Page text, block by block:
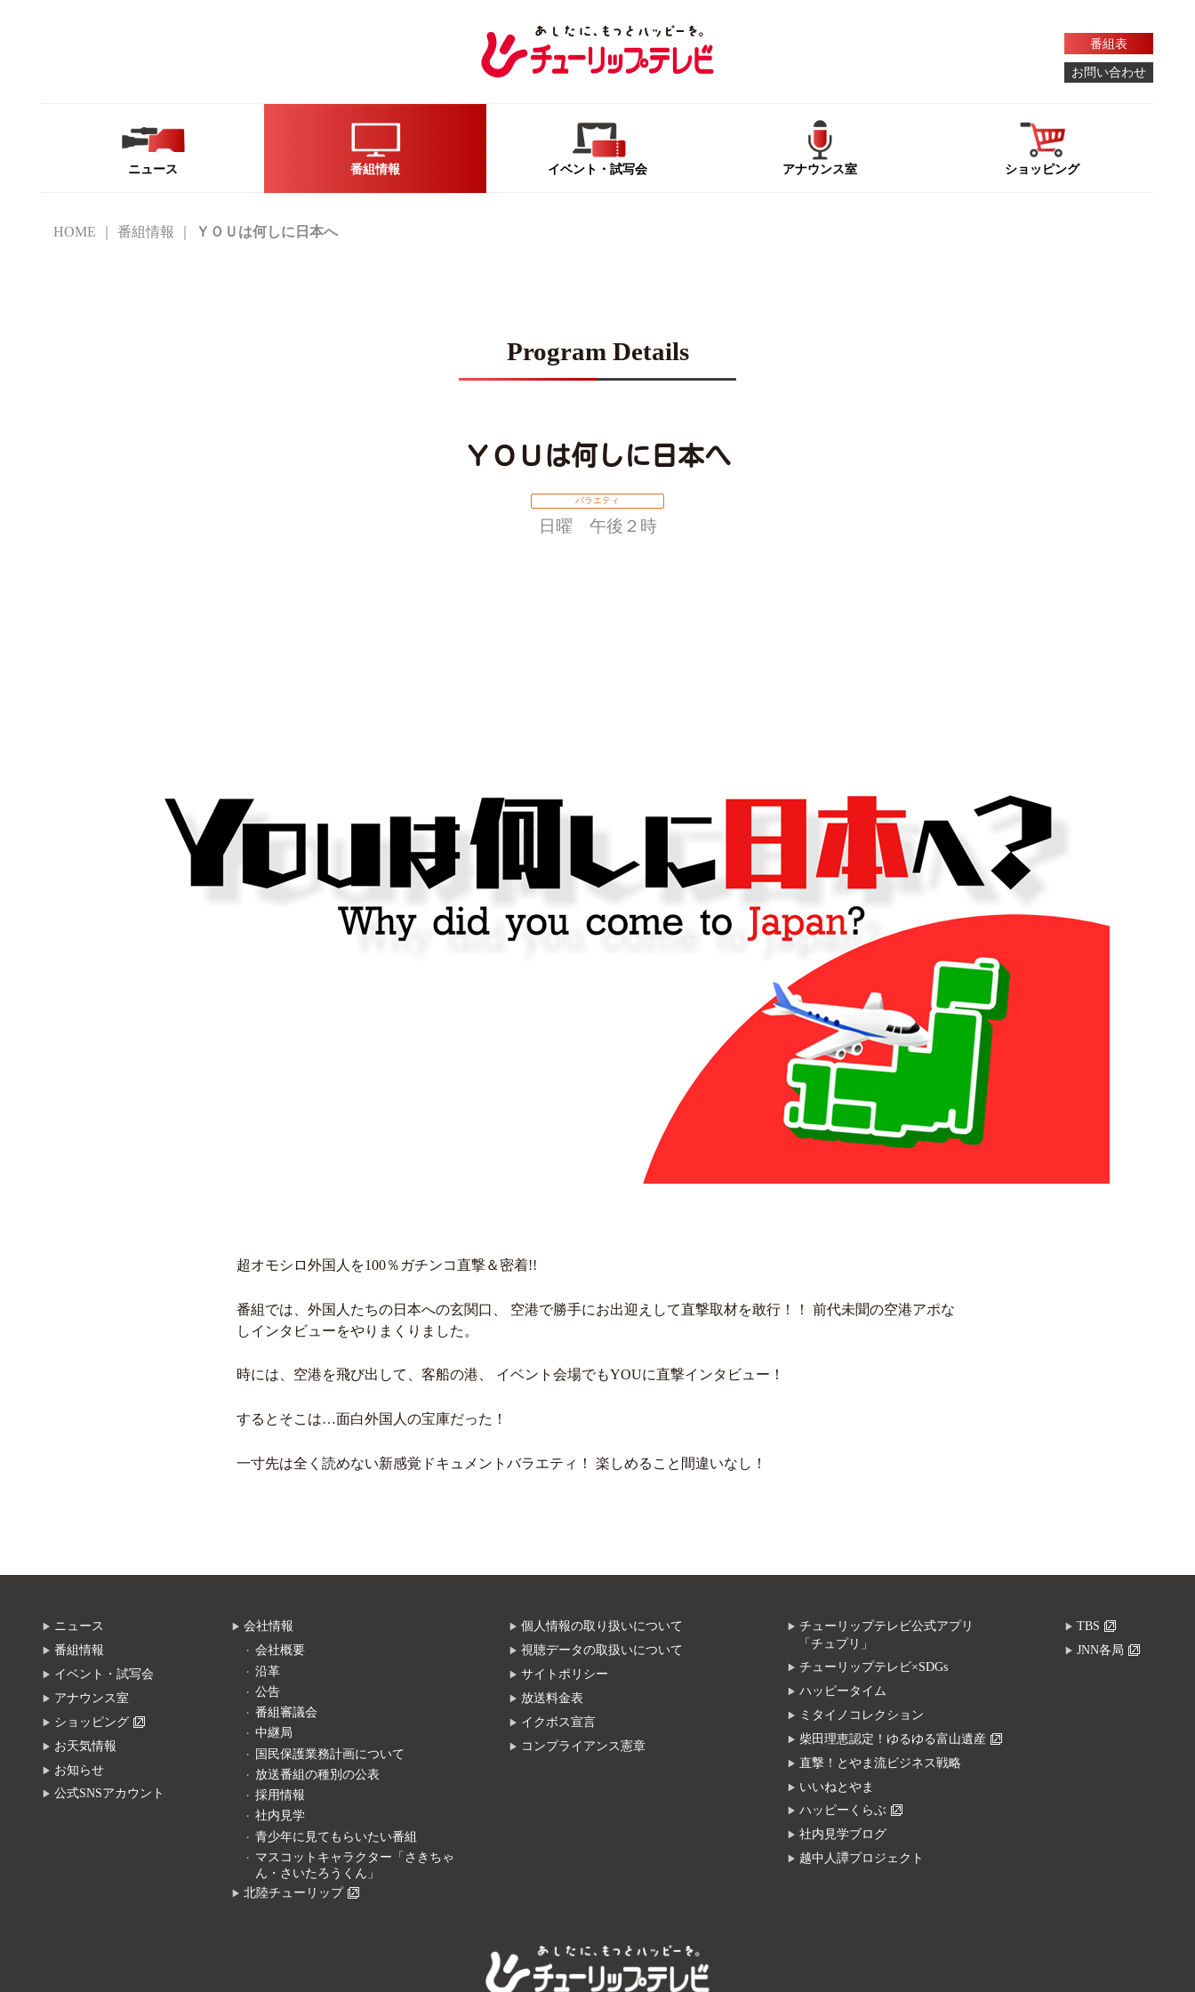
番組表
お問い合わせ
ニュース 番組情報 イベント ・試写会 アナウンス室 ショッピング
HOME 番組情報 ＹＯＵは何しに日本へ
Program Details
ＹＯＵは何しに日本へ
バラエティ
日曜 午後２時
超オモシロ外国人を100％ガチンコ直撃＆密着!!
番組では、外国人たちの日本への玄関口、 空港で勝手にお出迎えして直撃取材を敢行！！ 前代未聞の空港アポな
しインタビューをやりまくりました。
時には、空港を飛び出して、客船の港、 イベント会場でもYOUに直撃インタビュー！
するとそこは…面白外国人の宝庫だった！
一寸先は全く読めない新感覚ドキュメントバラエティ！ 楽しめること間違いなし！
ニュース
番組情報
イベント・試写会
アナウンス室
ショッピング
お天気情報
お知らせ
公式SNSアカウント
会社情報
会社概要
沿革
公告
番組審議会
中継局
国民保護業務計画について
放送番組の種別の公表
採用情報
社内見学
青少年に見てもらいたい番組
マスコットキャラクター「さきちゃ
ん・さいたろうくん」
北陸チューリップ
個人情報の取り扱いについて
視聴データの取扱いについて
サイトポリシー
放送料金表
イクボス宣言
コンプライアンス憲章
チューリップテレビ公式アプリ
「チュプリ」
チューリップテレビ×SDGs
ハッピータイム
ミタイノコレクション
柴田理恵認定！ゆるゆる富山遺産
直撃！とやま流ビジネス戦略
いいねとやま
ハッピーくらぶ
社内見学ブログ
越中人譚プロジェクト
TBS
JNN各局